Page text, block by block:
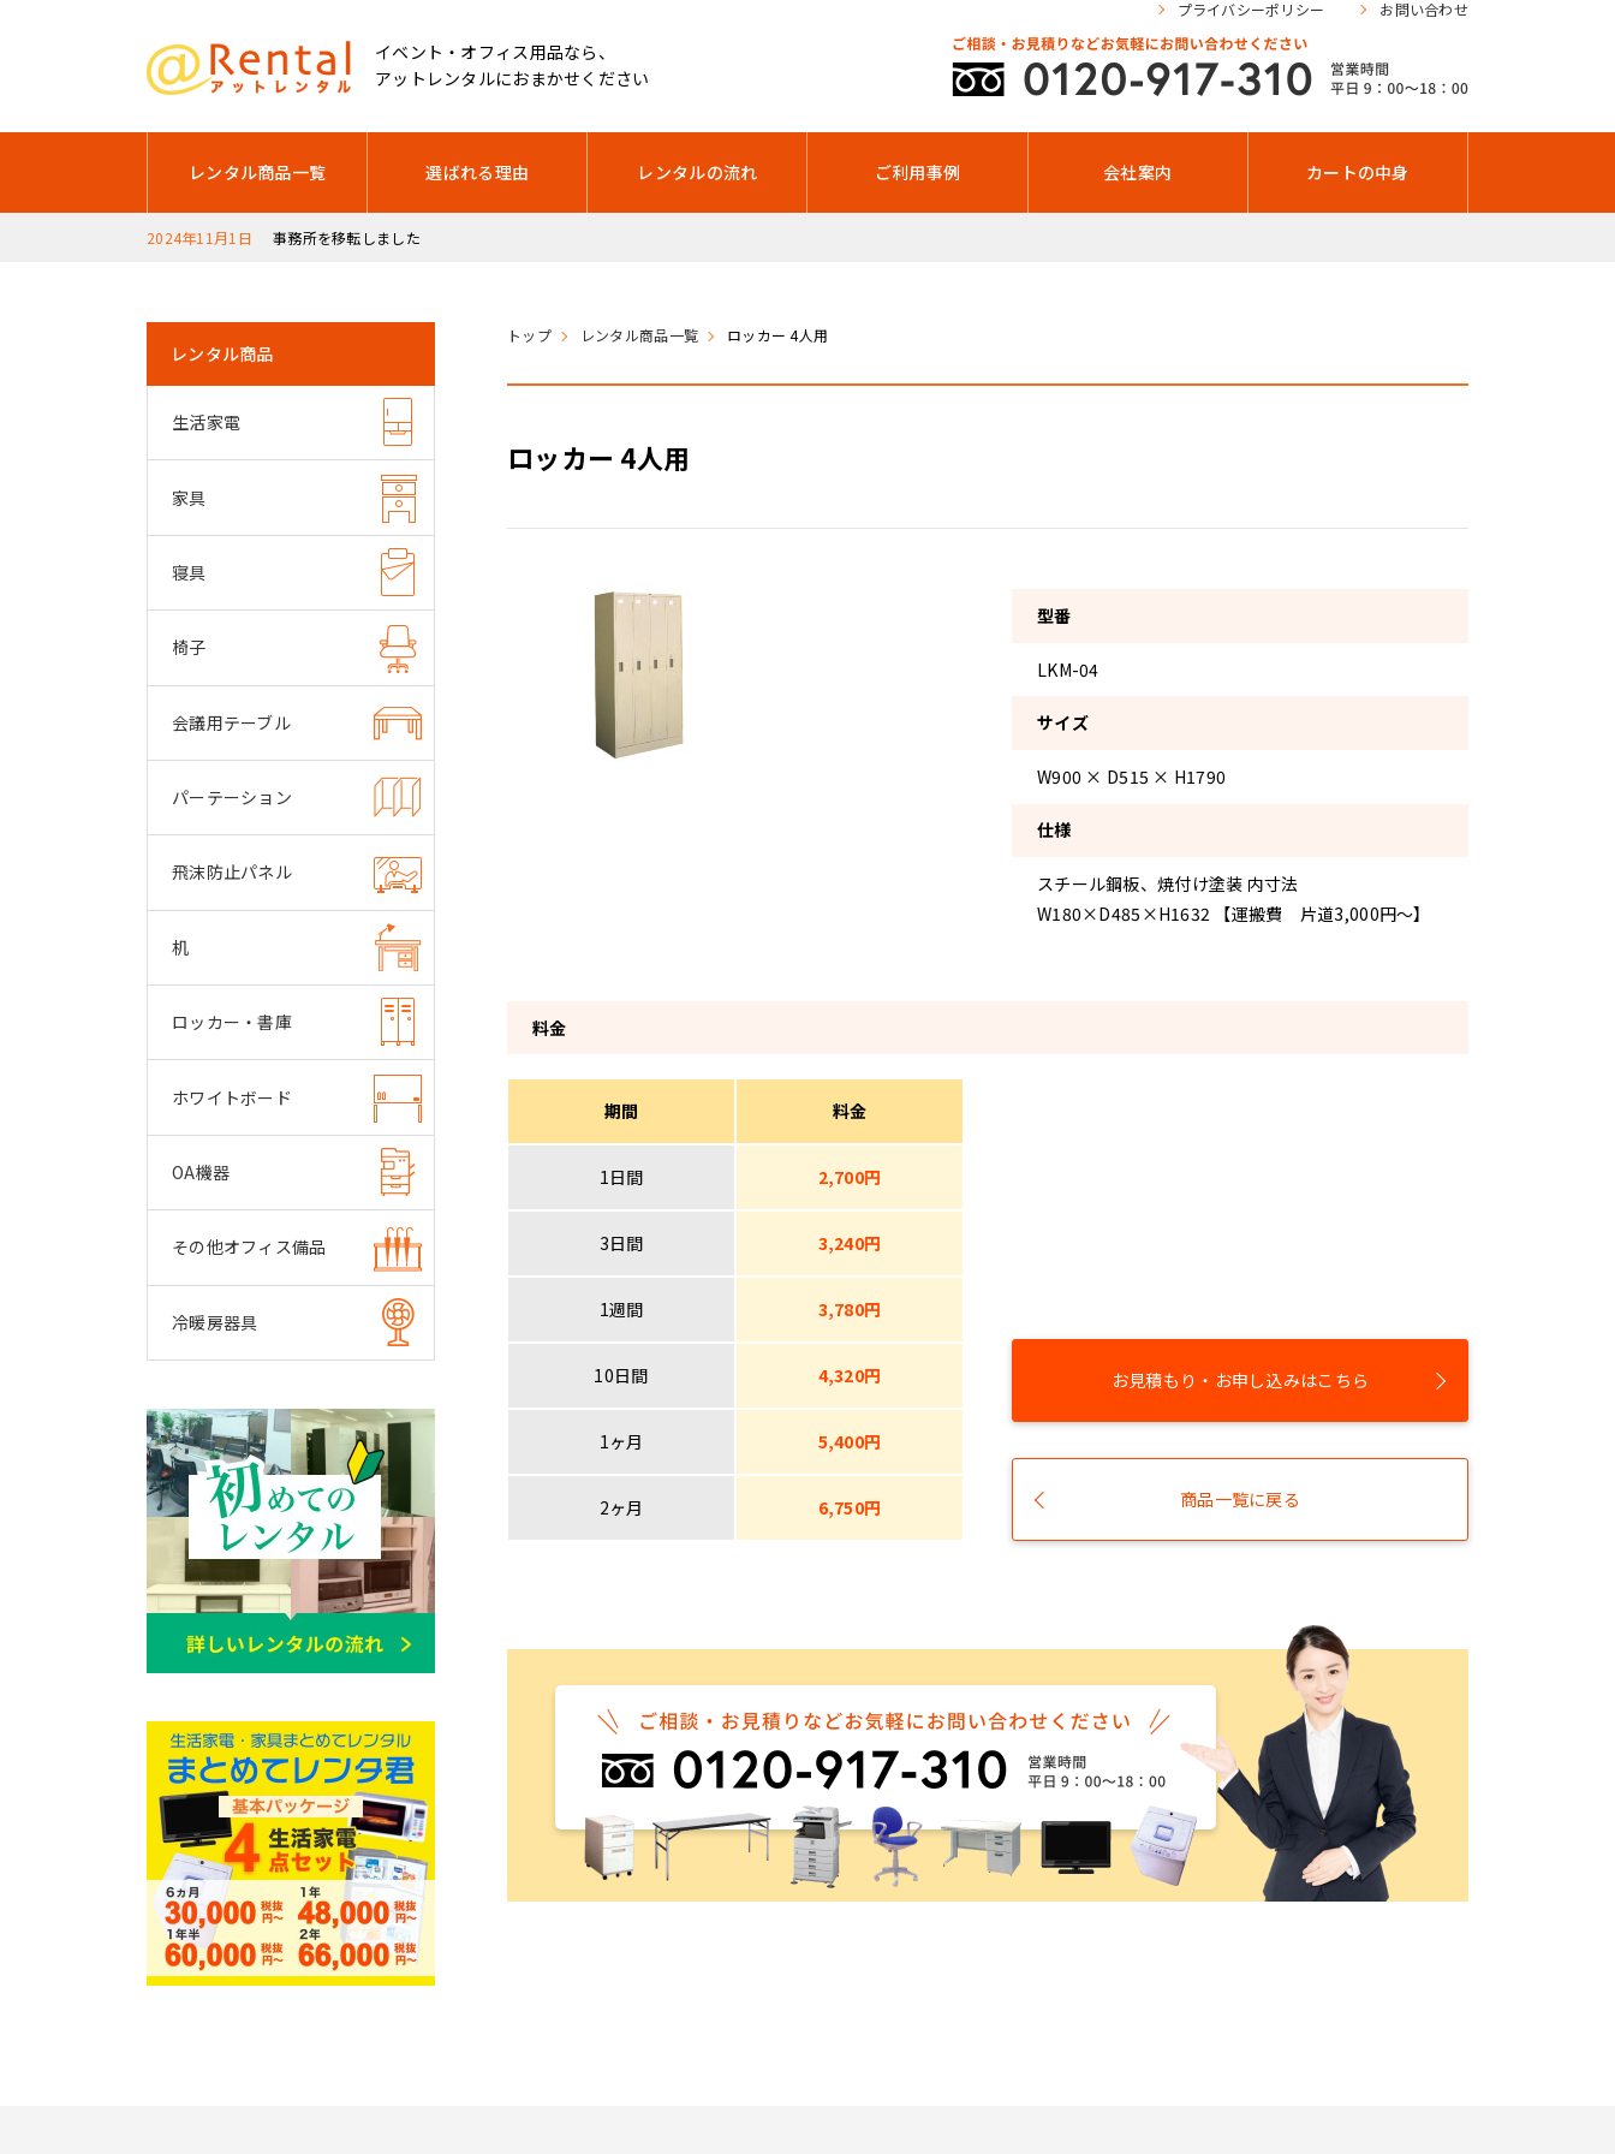
イベント・オフィス用品なら、
アットレンタルにおまかせください
プライバシーポリシー お問い合わせ
レンタル商品一覧 選ばれる理由 レンタルの流れ ご利用事例 会社案内 カートの中身
2024年11月1日 事務所を移転しました
レンタル商品
生活家電
家具
寝具
椅子
会議用テーブル
パーテーション
飛沫防止パネル
机
ロッカー・書庫
ホワイトボード
OA機器
その他オフィス備品
冷暖房器具
トップ レンタル商品一覧 ロッカー 4人用
ロッカー 4人用
型番
LKM-04
サイズ
W900 × D515 × H1790
仕様
スチール鋼板、焼付け塗装 内寸法
W180×D485×H1632 【運搬費 片道3,000円～】
料金
期間 料金
1日間 2,700円
3日間 3,240円
1週間 3,780円
10日間 4,320円
1ヶ月 5,400円
2ヶ月 6,750円
お見積もり・お申し込みはこちら
商品一覧に戻る